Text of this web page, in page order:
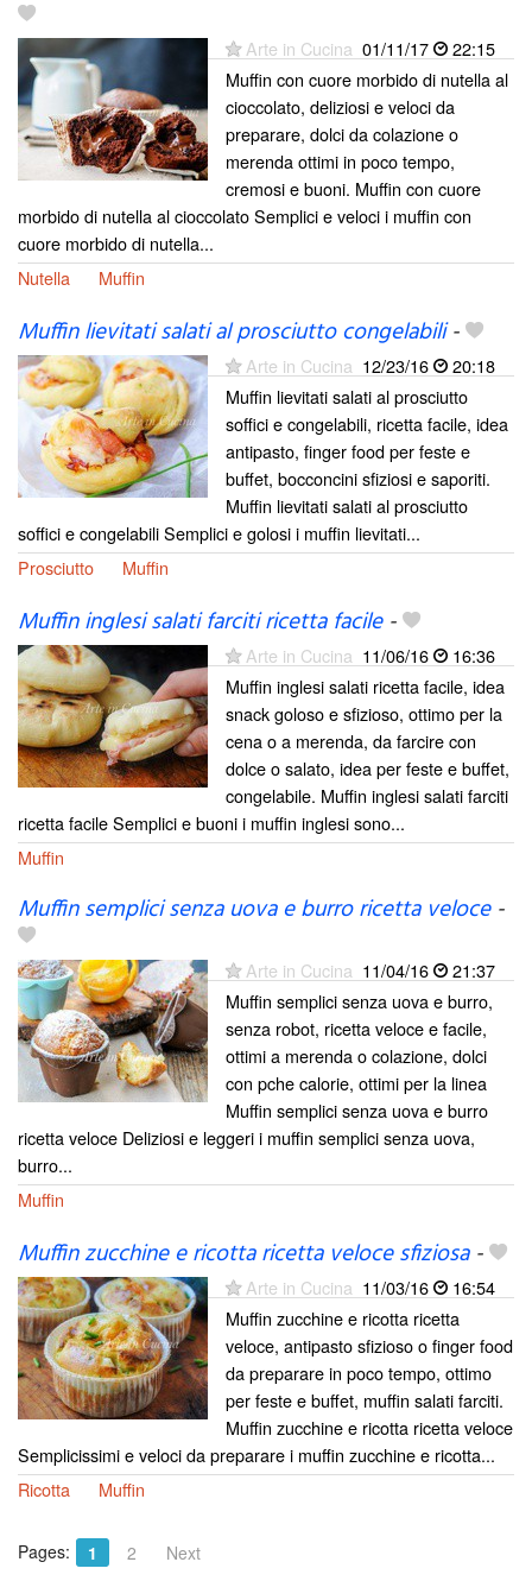
Arte in Cucina 01/11/17
22:15
Muffin con cuore morbido di nutella al
cioccolato, deliziosi e veloci da
preparare, dolci da colazione o
merenda ottimi in poco tempo,
cremosi e buoni. Muffin con cuore
morbido di nutella al cioccolato Semplici e veloci i muffin con
cuore morbido di nutella...
Nutella
Muffin
Muffin lievitati salati al prosciutto congelabili-
Arte in Cucina 12/23/16
20:18
Muffin lievitati salati al prosciutto
soffici e congelabili, ricetta facile, idea
antipasto, finger food per feste e
buffet, bocconcini sfiziosi e saporiti.
Muffin lievitati salati al prosciutto
soffici e congelabili Semplici e golosi i muffin lievitati...
Prosciutto
Muffin
Muffin inglesi salati farciti ricetta facile-
Arte in Cucina 11/06/16
16:36
Muffin inglesi salati ricetta facile, idea
snack goloso e sfizioso, ottimo per la
cena o a merenda, da farcire con
dolce o salato, idea per feste e buffet,
congelabile. Muffin inglesi salati farciti
ricetta facile Semplici e buoni i muffin inglesi sono...
Muffin
Muffin semplici senza uova e burro ricetta veloce-
Arte in Cucina 11/04/16
21:37
Muffin semplici senza uova e burro,
senza robot, ricetta veloce e facile,
ottimi a merenda o colazione, dolci
con pche calorie, ottimi per la linea
Muffin semplici senza uova e burro
ricetta veloce Deliziosi e leggeri i muffin semplici senza uova,
burro...
Muffin
Muffin zucchine e ricotta ricetta veloce sfiziosa-
Arte in Cucina 11/03/16
16:54
Muffin zucchine e ricotta ricetta
veloce, antipasto sfizioso o finger food
da preparare in poco tempo, ottimo
per feste e buffet, muffin salati farciti.
Muffin zucchine e ricotta ricetta veloce
Semplicissimi e veloci da preparare i muffin zucchine e ricotta...
Ricotta
Muffin
Pages: 1 2 Next